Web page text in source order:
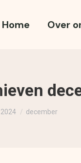
Home Over
hier:
2024 december